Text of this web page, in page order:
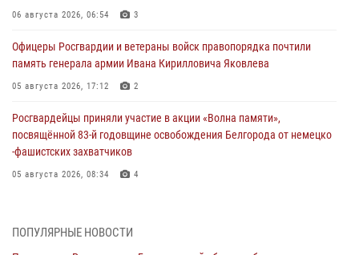
06 августа 2026, 06:54 3
Офицеры Росгвардии и ветераны войск правопорядка почтили
память генерала армии Ивана Кирилловича Яковлева
05 августа 2026, 17:12 2
Росгвардейцы приняли участие в акции «Волна памяти»,
посвящённой 83‑й годовщине освобождения Белгорода от немецко
‑фашистских захватчиков
05 августа 2026, 08:34 4
ПОПУЛЯРНЫЕ НОВОСТИ